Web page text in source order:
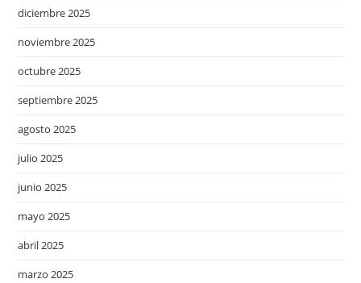
diciembre 2025
noviembre 2025
octubre 2025
septiembre 2025
agosto 2025
julio 2025
junio 2025
mayo 2025
abril 2025
marzo 2025